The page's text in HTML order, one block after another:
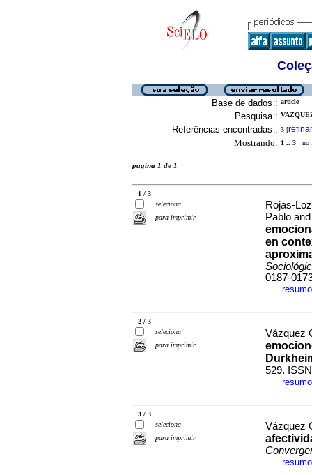
Base de dados : article
Pesquisa :
Referências encontradas : 3 [refinar
Mostrando: 1 .. 3 no
página 1 de 1
1 / 3
seleciona
para imprimir
Rojas-
Pablo
en
0187-
·
2 / 3
seleciona
para imprimir
Vázquez
529.
·
3 / 3
seleciona
para imprimir
Vázquez
·